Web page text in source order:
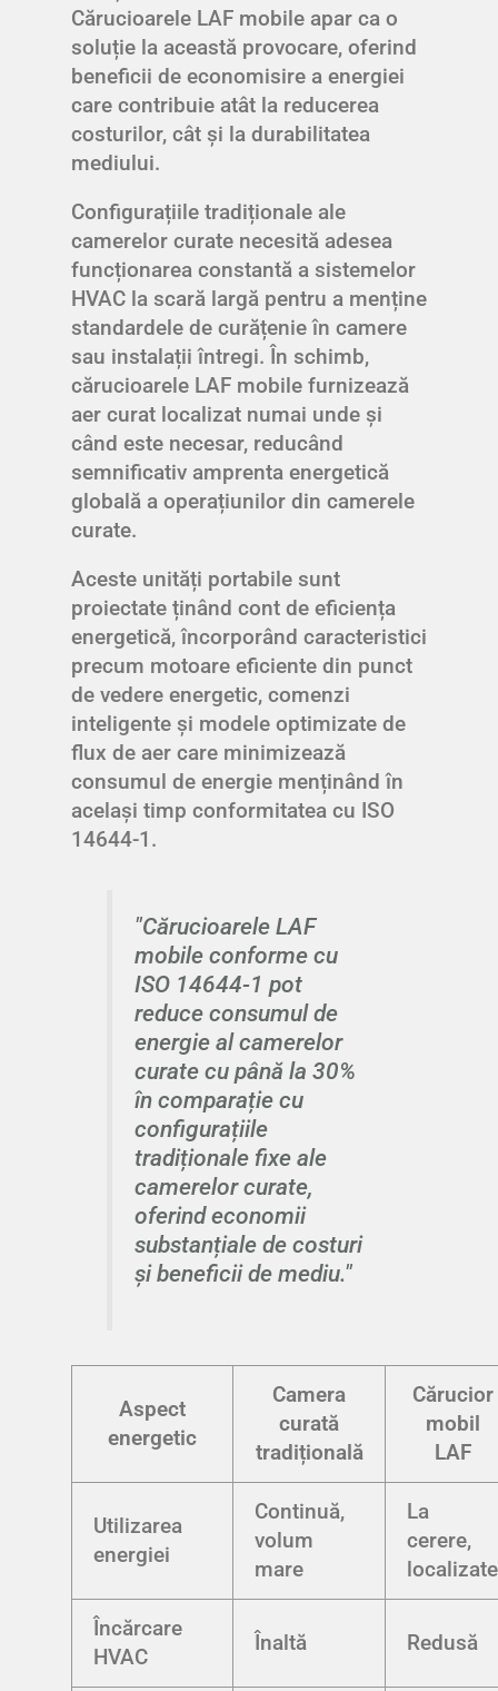
Cărucioarele LAF mobile apar ca o
soluție la această provocare, oferind
beneficii de economisire a energiei
care contribuie atât la reducerea
costurilor, cât și la durabilitatea
mediului.
Configurațiile tradiționale ale
camerelor curate necesită adesea
funcționarea constantă a sistemelor
HVAC la scară largă pentru a menține
standardele de curățenie în camere
sau instalații întregi. În schimb,
cărucioarele LAF mobile furnizează
aer curat localizat numai unde și
când este necesar, reducând
semnificativ amprenta energetică
globală a operațiunilor din camerele
curate.
Aceste unități portabile sunt
proiectate ținând cont de eficiența
energetică, încorporând caracteristici
precum motoare eficiente din punct
de vedere energetic, comenzi
inteligente și modele optimizate de
flux de aer care minimizează
consumul de energie menținând în
același timp conformitatea cu ISO
14644-1.
"Cărucioarele LAF
mobile conforme cu
ISO 14644-1 pot
reduce consumul de
energie al camerelor
curate cu până la 30%
în comparație cu
configurațiile
tradiționale fixe ale
camerelor curate,
oferind economii
substanțiale de costuri
și beneficii de mediu."
Aspect
energetic
Camera
curată
tradițională
Cărucior
mobil
LAF
Utilizarea
energiei
Continuă,
volum
mare
La
cerere,
localizate
Încărcare
HVAC
Înaltă Redusă